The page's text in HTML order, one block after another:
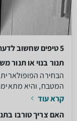
5 טיפים שחשוב לדעת לפני שקונים תנור אפייה
תנור בנוי או תנור
הבחירה
המטבח, והיא
קרא עוד
האם צריך טורבו